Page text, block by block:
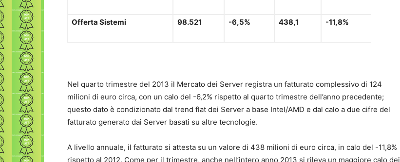
Offerta Sistemi 98.521 -6,5% 438,1 -11,8%
Nel quarto trimestre del 2013 il Mercato dei Server registra un fatturato complessivo di 124
milioni di euro circa, con un calo del -6,2% rispetto al quarto trimestre dell’anno precedente;
questo dato è condizionato dal trend flat dei Server a base Intel/AMD e dal calo a due cifre del
fatturato generato dai Server basati su altre tecnologie.
A livello annuale, il fatturato si attesta su un valore di 438 milioni di euro circa, in calo del -11,8%
rispetto al 2012. Come per il trimestre, anche nell’intero anno 2013 si rileva un maggiore calo dei